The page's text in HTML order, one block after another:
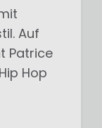
Auf
Patrice
Hop